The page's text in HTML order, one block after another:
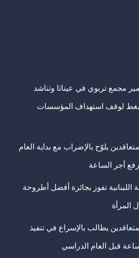
مجمع تربوي في عيناثا وتناشد
لوقف استهداف المؤسسات
يلوّح بالإضراب مع بداية العام
رفع أجر الساعة
تفوز بجائزة أفضل أطروحة
المرأة
يطالب بالإسراع في تنفيذ
قبل العام الدراسي